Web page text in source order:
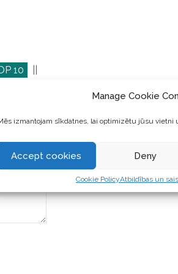
Manage Cookie
izmantojam sīkdatnes, lai optimizētu jūsu vietni
Accept cookies Deny
Cookie PolicyAtbildības un
10